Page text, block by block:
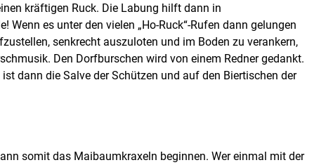
kräftigen Ruck. Die Labung hilft dann in
Wenn es unter den vielen „Ho-Ruck“-Rufen dann gelungen
senkrecht auszuloten und im Boden zu verankern,
Den Dorfburschen wird von einem Redner gedankt.
dann die Salve der Schützen und auf den Biertischen der
somit das Maibaumkraxeln beginnen. Wer einmal mit der